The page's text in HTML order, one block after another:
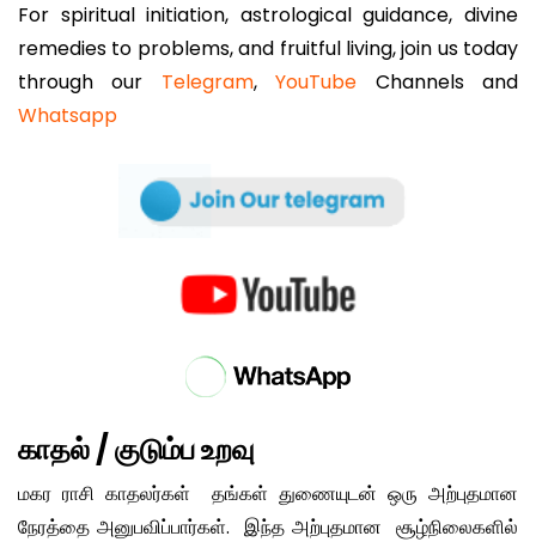
For spiritual initiation, astrological guidance, divine
remedies to problems, and fruitful living, join us today
through our Telegram,YouTube Channels and
Whatsapp
காதல் / குடும்ப உறவு
மகர ராசி காதலர்கள் தங்கள் துணையுடன் ஒரு அற்புதமான
நேரத்தை அனுபவிப்பார்கள். இந்த அற்புதமான சூழ்நிலைகளில்